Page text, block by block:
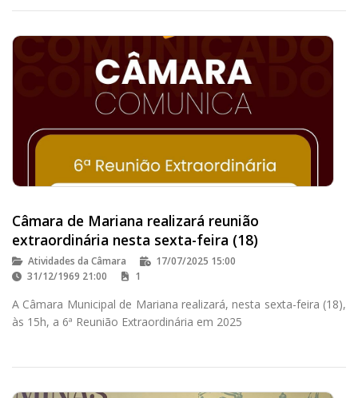
Câmara de Mariana realizará reunião
extraordinária nesta sexta-feira (18)
Atividades da Câmara
17/07/2025 15:00
31/12/1969 21:00
1
A Câmara Municipal de Mariana realizará, nesta sexta-feira (18),
às 15h, a 6ª Reunião Extraordinária em 2025